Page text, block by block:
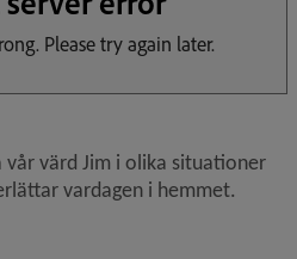
värd Jim i olika situationer
vardagen i hemmet.